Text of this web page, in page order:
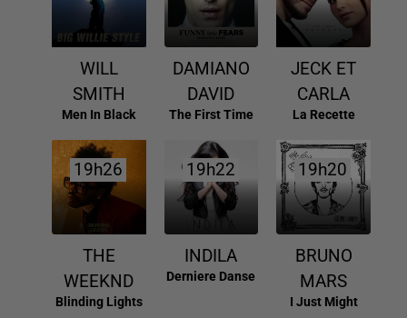
WILL
SMITH
Men In Black
DAMIANO
DAVID
The First Time
JECK ET
CARLA
La Recette
19h26
19h26
THE
WEEKND
Blinding Lights
19h22
19h22
INDILA
Derniere Danse
19h20
19h20
BRUNO
MARS
I Just Might